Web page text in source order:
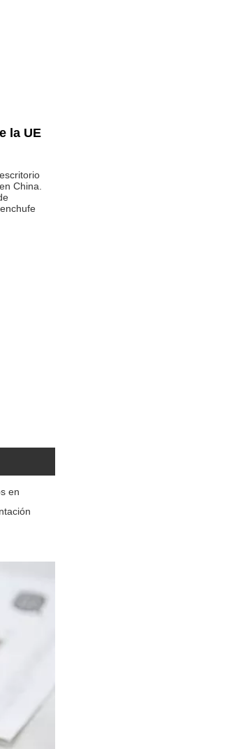
la UE
China.
en